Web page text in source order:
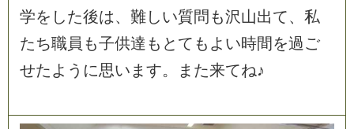
学を した後は、 難しい質問 も沢山出て、 私
たち職 員 も子供達 も と て も よ い時間 を過ご
せた よ う に思い ま す。 ま た来てね♪